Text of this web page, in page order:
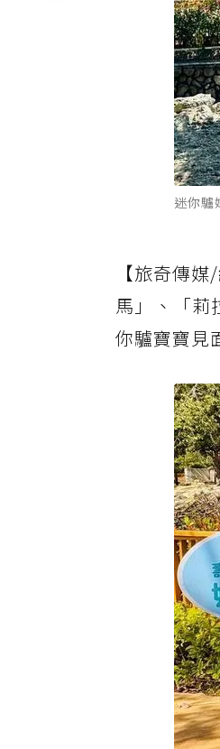
迷你驢
【旅奇傳
馬」、「莉
你驢寶寶見